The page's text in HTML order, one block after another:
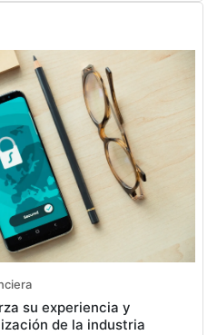
su experiencia y
de la industria